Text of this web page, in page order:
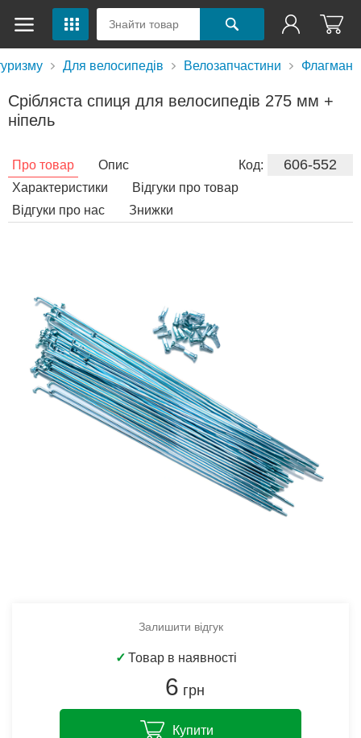
Для велосипедів Велозапчастини Флагман
Срібляста спиця для велосипедів 275 мм +
ніпель
Код: 606-552
Про товар
Опис
Характеристики
Відгуки про товар
Відгуки про нас
Знижки
Залишити відгук
✓ Товар в наявності
6 грн
Купити